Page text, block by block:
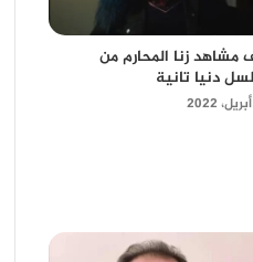
مشاهد زنا المحارم من
دنيا تانية